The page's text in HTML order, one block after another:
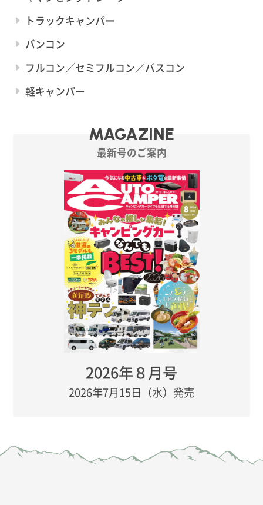
トラックキャンパー
バンコン
フルコン／セミフルコン／バスコン
軽キャンパー
MAGAZINE
最新号のご案内
2026年８月号
2026年7月15日（水）発売